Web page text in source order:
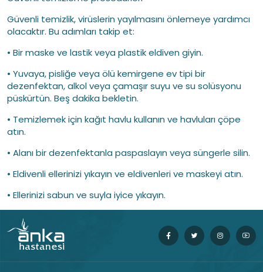
Güvenli temizlik, virüslerin yayılmasını önlemeye yardımcı
olacaktır. Bu adımları takip et:
• Bir maske ve lastik veya plastik eldiven giyin.
• Yuvaya, pisliğe veya ölü kemirgene ev tipi bir
dezenfektan, alkol veya çamaşır suyu ve su solüsyonu
püskürtün. Beş dakika bekletin.
• Temizlemek için kağıt havlu kullanın ve havluları çöpe
atın.
• Alanı bir dezenfektanla paspaslayın veya süngerle silin.
• Eldivenli ellerinizi yıkayın ve eldivenleri ve maskeyi atın.
• Ellerinizi sabun ve suyla iyice yıkayın.